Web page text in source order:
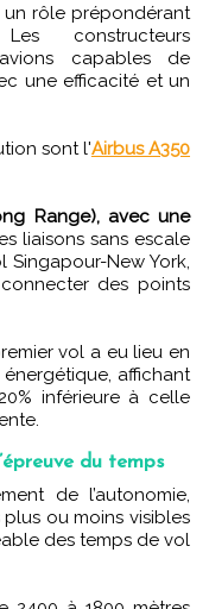
rôle prépondérant
constructeurs
capables de
une efficacité et un
sont l'Airbus A350
Range), avec une
liaisons sans escale
New York,
des points
vol a eu lieu en
affichant
inférieure à celle
du temps
ou moins visibles
des temps de vol